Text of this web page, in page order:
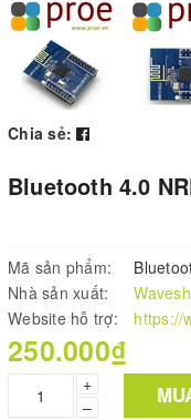
Chia sẻ:
Bluetooth 4.0
Mã sản phẩm:
Nhà sản xuất:
Website hỗ trợ:
https://
250.000₫
+
–